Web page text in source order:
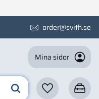
order@svith.se
Mina sidor
Favoriter